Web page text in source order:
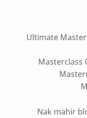
Ultimate
Masterclass
Nak mahir